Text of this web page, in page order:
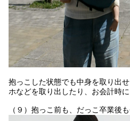
抱っこした状態でも中身を取り出
ホなどを取り出したり、お会計時に
（９）抱っこ前も、だっこ卒業後